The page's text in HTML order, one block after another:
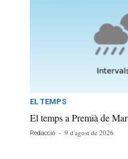
EL TEMPS
El temps a Premià de
Redacció - 9 d'agost de 2026